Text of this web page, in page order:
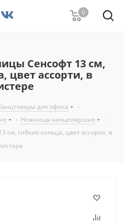
0
Сенсофт 13 см,
цвет ассорти, в
для офиса
-
- Ножницы канцелярские
-
гибкие кольца, цвет ассорти, в